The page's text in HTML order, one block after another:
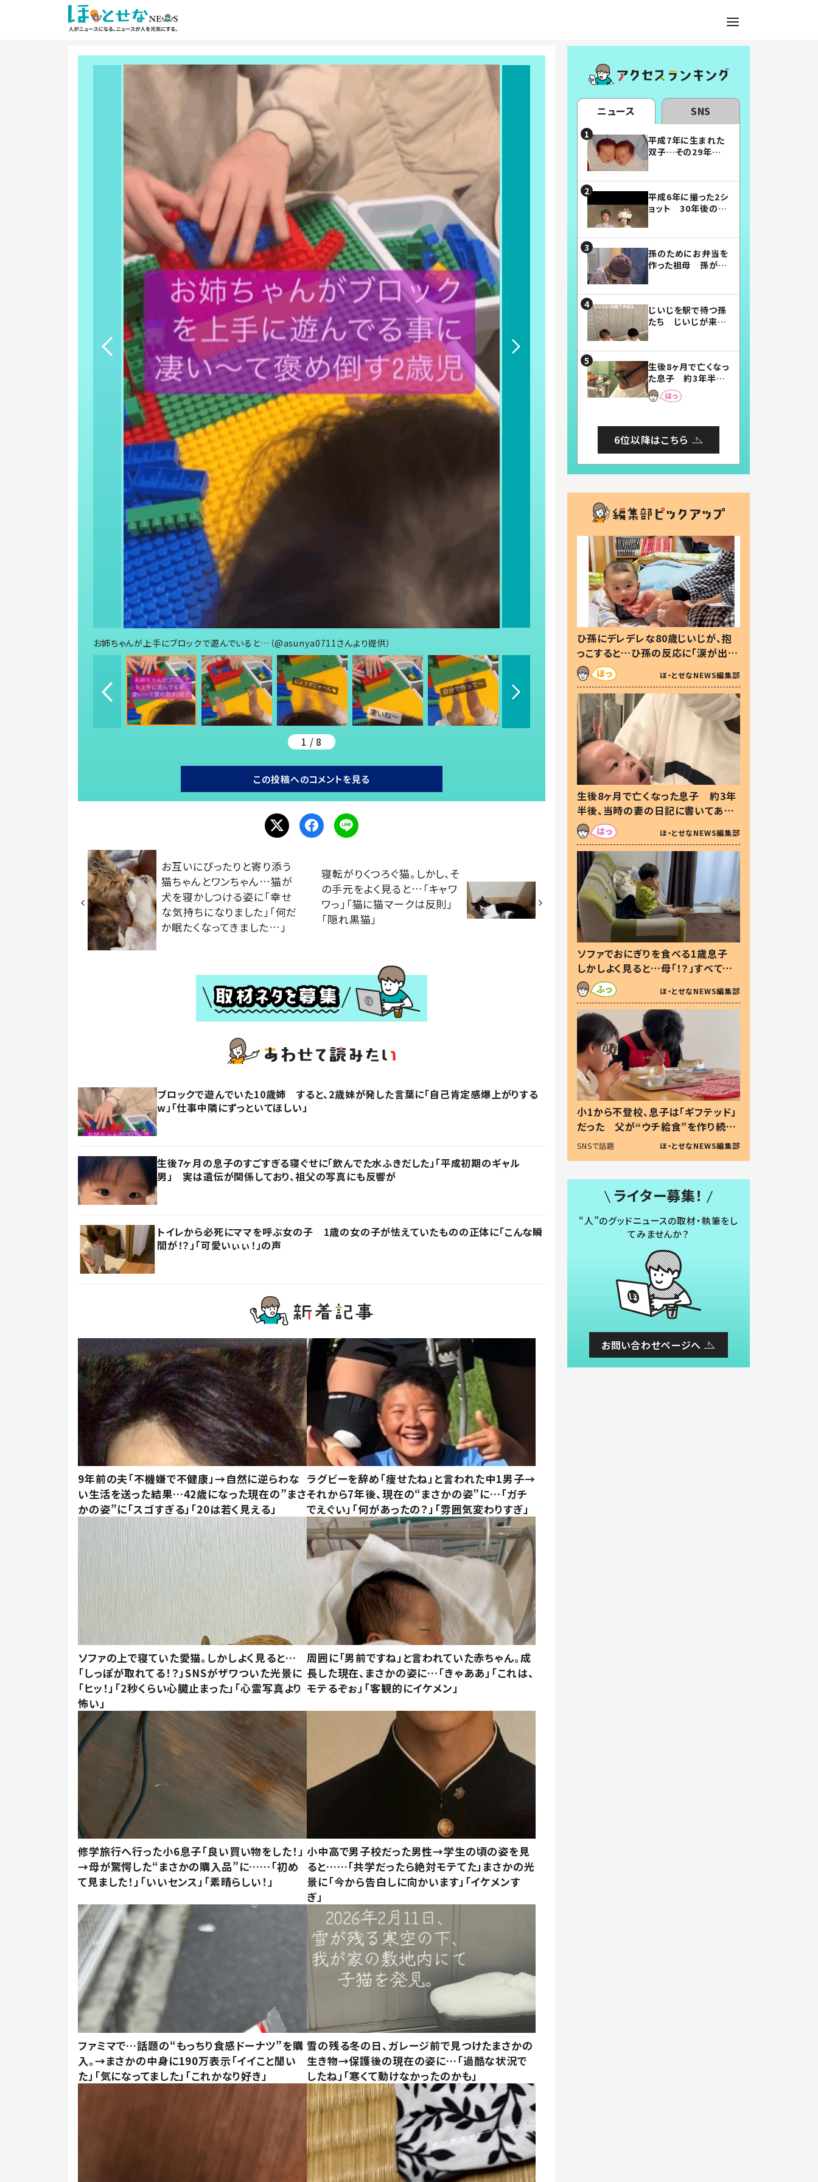
お姉ちゃんが上手にブロックで遊んでいると…（@asunya0711さんより提供）
1 / 8
この投稿へのコメントを見る
お互いにぴったりと寄り添う
猫ちゃんとワンちゃん…猫が
犬を寝かしつける姿に「幸せ
な気持ちになりました」「何だ
か眠たくなってきました…」
寝転がりくつろぐ猫。しかし、そ
の手元をよく見ると…「キャワ
ワっ」「猫に猫マークは反則」
「隠れ黒猫」
ブロックで遊んでいた10歳姉 すると、2歳妹が発した言葉に「自己肯定感爆上がりする
w」「仕事中隣にずっといてほしい」
生後7ヶ月の息子のすごすぎる寝ぐせに「飲んでた水ふきだした」「平成初期のギャル
男」 実は遺伝が関係しており、祖父の写真にも反響が
トイレから必死にママを呼ぶ女の子 1歳の女の子が怯えていたものの正体に「こんな瞬
間が！？」「可愛いぃぃ！」の声
9年前の夫「不機嫌で不健康」→自然に逆らわな
い生活を送った結果…42歳になった現在の”まさ
かの姿”に「スゴすぎる」「20は若く見える」
ラグビーを辞め「痩せたね」と言われた中1男子→
それから7年後、現在の“まさかの姿”に…「ガチ
でえぐい」「何があったの？」「雰囲気変わりすぎ」
ソファの上で寝ていた愛猫。しかしよく見ると…
「しっぽが取れてる！？」SNSがザワついた光景に
「ヒッ！」「2秒くらい心臓止まった」「心霊写真より
怖い」
周囲に「男前ですね」と言われていた赤ちゃん。成
長した現在、まさかの姿に…「きゃああ」「これは、
モテるぞぉ」「客観的にイケメン」
修学旅行へ行った小6息子「良い買い物をした！」
→母が驚愕した“まさかの購入品”に……「初め
て見ました！」「いいセンス」「素晴らしい！」
小中高で男子校だった男性→学生の頃の姿を見
ると……「共学だったら絶対モテてた」まさかの光
景に「今から告白しに向かいます」「イケメンす
ぎ」
ファミマで…話題の“もっちり食感ドーナツ”を購
入。→まさかの中身に190万表示「イイこと聞い
た」「気になってました」「これかなり好き」
雪の残る冬の日、ガレージ前で見つけたまさかの
生き物→保護後の現在の姿に…「過酷な状況で
したね」「寒くて動けなかったのかも」
ニュース SNS
平成7年に生まれた
双子…その29年後
平成6年に撮った2シ
ョット 30年後の姿
孫のためにお弁当を
作った祖母 孫が絶
じいじを駅で待つ孫
たち じいじが来た
まらない」「幸せにな
れる」
生後8ヶ月で亡くなっ
た息子 約3年半
後、当時の妻の日記
に書いてあった本音
6位以降はこちら
ひ孫にデレデレな80歳じいじが、抱
っこすると…ひ孫の反応に「涙が出ま
した」「可愛くて仕方ない」
ほ・とせなNEWS編集部
生後8ヶ月で亡くなった息子 約3年
半後、当時の妻の日記に書いてあっ
た本音とは
ほ・とせなNEWS編集部
ソファでおにぎりを食べる1歳息子
しかしよく見ると…母「！？」すべてを
察した母の投稿に「可愛いから許
す！」「現行犯〜」
ほ・とせなNEWS編集部
小1から不登校、息子は「ギフテッド」
だった 父が“ウチ給食”を作り続け
る理由とは #令和の親 #令和の子
SNSで話題 ほ・とせなNEWS編集部
ライター募集！
“人”のグッドニュースの取材・執筆をし
てみませんか？
お問い合わせページへ